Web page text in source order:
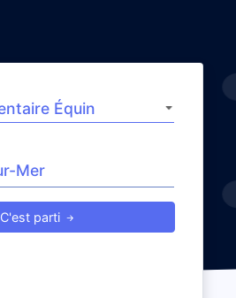
C'est parti